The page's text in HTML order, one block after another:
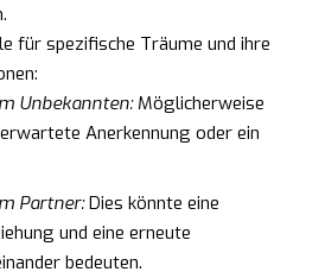
für spezifische Träume und ihre
Unbekannten:Möglicherweise
Anerkennung oder ein
Partner:Dies könnte eine
und eine erneute
bedeuten.